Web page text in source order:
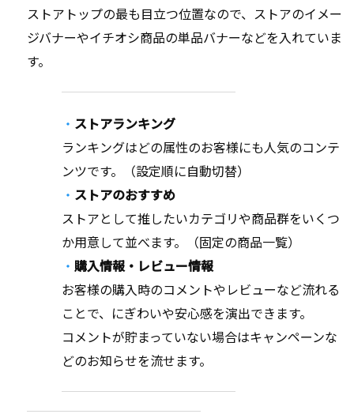
ストアトップの最も目立つ位置なので、ストアのイメー
ジバナーやイチオシ商品の単品バナーなどを入れていま
す。
ストアランキング
ランキングはどの属性のお客様にも人気のコンテ
ンツです。（設定順に自動切替）
ストアのおすすめ
ストアとして推したいカテゴリや商品群をいくつ
か用意して並べます。（固定の商品一覧）
購入情報・レビュー情報
お客様の購入時のコメントやレビューなど流れる
ことで、にぎわいや安心感を演出できます。
コメントが貯まっていない場合はキャンペーンな
どのお知らせを流せます。